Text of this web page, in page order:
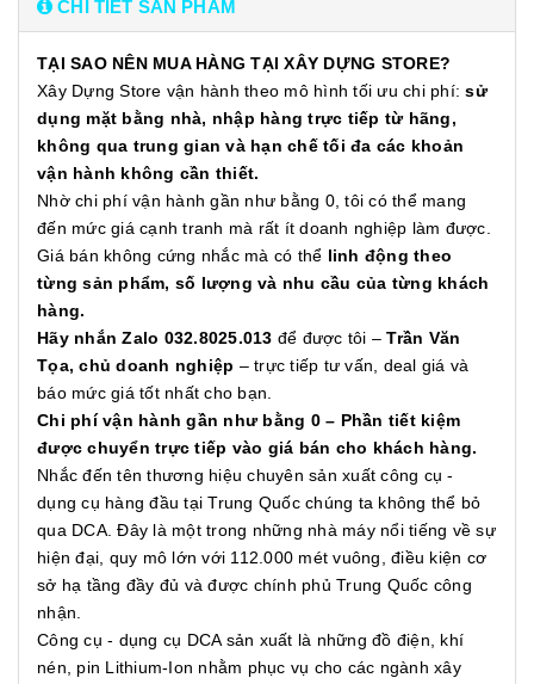
CHI TIẾT SẢN PHẨM
TẠI SAO NÊN MUA HÀNG TẠI XÂY DỰNG STORE?
Xây Dựng Store vận hành theo mô hình tối ưu chi phí:sử
dụng mặt bằng nhà, nhập hàng trực tiếp từ hãng,
không qua trung gian và hạn chế tối đa các khoản
vận hành không cần thiết.
Nhờ chi phí vận hành gần như bằng 0, tôi có thể mang
đến mức giá cạnh tranh mà rất ít doanh nghiệp làm được.
Giá bán không cứng nhắc mà có thể linh động theo
từng sản phẩm, số lượng và nhu cầu của từng khách
hàng.
Hãy nhắn Zalo 032.8025.013 để được tôi –Trần Văn
Tọa, chủ doanh nghiệp – trực tiếp tư vấn, deal giá và
báo mức giá tốt nhất cho bạn.
Chi phí vận hành gần như bằng 0 – Phần tiết kiệm
được chuyển trực tiếp vào giá bán cho khách hàng.
Nhắc đến tên thương hiệu chuyên sản xuất công cụ -
dụng cụ hàng đầu tại Trung Quốc chúng ta không thể bỏ
qua DCA. Đây là một trong những nhà máy nổi tiếng về sự
hiện đại, quy mô lớn với 112.000 mét vuông, điều kiện cơ
sở hạ tầng đầy đủ và được chính phủ Trung Quốc công
nhận.
Công cụ - dụng cụ DCA sản xuất là những đồ điện, khí
nén, pin Lithium-Ion nhằm phục vụ cho các ngành xây